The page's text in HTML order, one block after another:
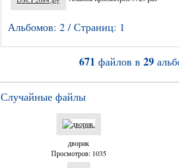
Альбомов: 2 / Страниц: 1
671 файлов в 29
Случайные файлы
дворик
Просмотров: 1035